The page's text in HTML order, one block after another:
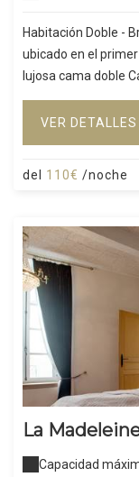
Habitación Doble -
ubicado en el
lujosa cama doble
VER DETALLES
del 110€ /noche
La
Capacidad